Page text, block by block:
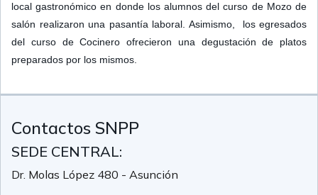
local gastronómico en donde los alumnos del curso de Mozo de
salón realizaron una pasantía laboral. Asimismo, los egresados
del curso de Cocinero ofrecieron una degustación de platos
preparados por los mismos.
Contactos SNPP
SEDE CENTRAL:
Dr. Molas López 480 - Asunción